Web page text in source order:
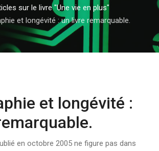
sur le livre "Une vie en plus"
et longévité : un livre remarquable.
et longévité :
en octobre 2005 ne figure pas dans